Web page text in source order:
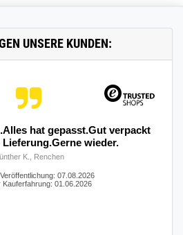
UNSERE KUNDEN:
hat gepasst.Gut verpackt
wieder.
K., Renchen
07.08.2026
Kauferfahrung: 01.06.2026